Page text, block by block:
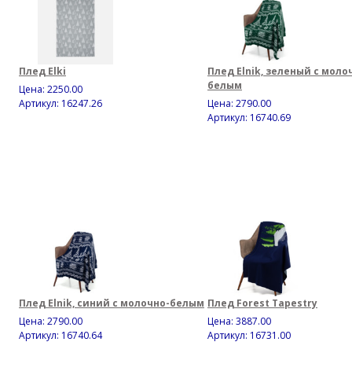
Плед Elki
Цена: 2250.00
Артикул: 16247.26
Плед Elnik, зеленый с
белым
Цена: 2790.00
Артикул: 16740.69
Плед Elnik, синий с молочно-белым
Цена: 2790.00
Артикул: 16740.64
Плед Forest Tapestry
Цена: 3887.00
Артикул: 16731.00